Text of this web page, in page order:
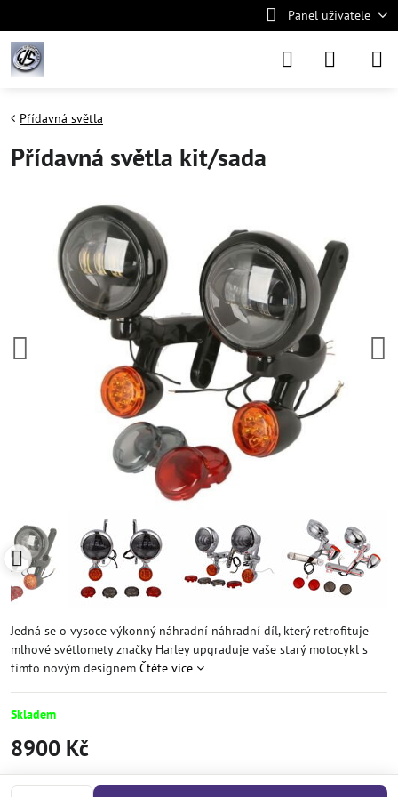
Panel uživatele
Přídavná světla
Přídavná světla kit/sada
Jedná se o vysoce výkonný náhradní náhradní díl, který retrofituje
mlhové světlomety značky Harley upgraduje vaše starý motocykl s
tímto novým designem Čtěte více
Skladem
8900 Kč